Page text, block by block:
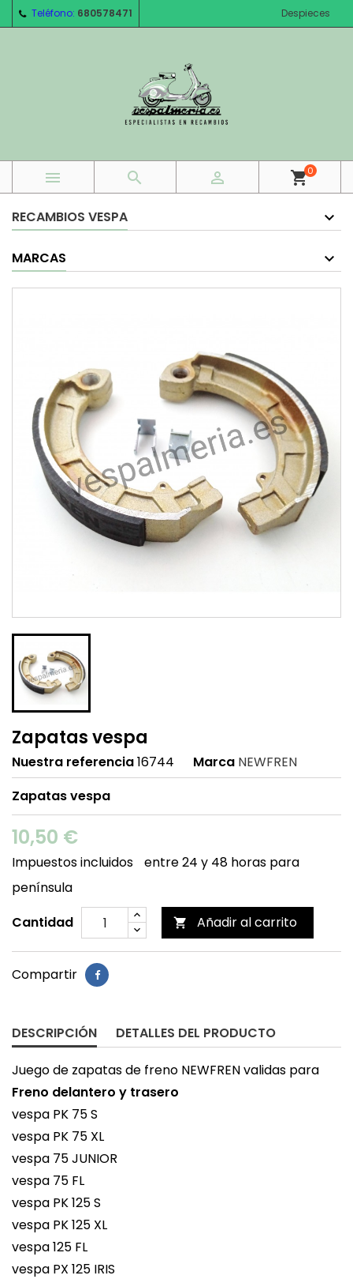
Teléfono: 680578471 Despieces
   shopping_cart0
RECAMBIOS VESPA
MARCAS
Zapatas vespa
Nuestra referencia16744 Marca NEWFREN
Zapatas vespa
10,50 €
Impuestos incluidos
entre 24 y 48 horas para
península
Cantidad
 Añadir al carrito
Compartir
DESCRIPCIÓN DETALLES DEL PRODUCTO
Juego de zapatas de freno NEWFREN validas para
Freno delantero y trasero
vespa PK 75 S
vespa PK 75 XL
vespa 75 JUNIOR
vespa 75 FL
vespa PK 125 S
vespa PK 125 XL
vespa 125 FL
vespa PX 125 IRIS